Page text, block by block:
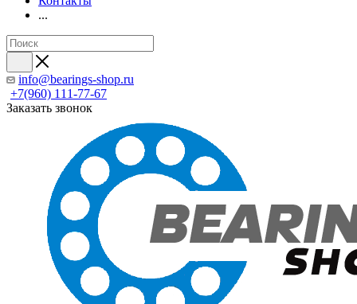
...
info@bearings-shop.ru
+7(960) 111-77-67
Заказать звонок